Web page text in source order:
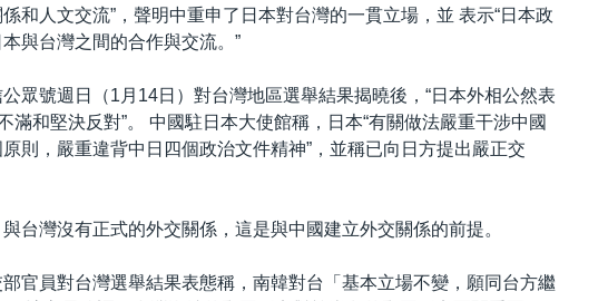
和人文交流”，聲明中重申了日本對台灣的一貫立場，並 表示“日本政
與台灣之間的合作與交流。”
眾號週日（1月14日）對台灣地區選舉結果揭曉後，“日本外相公然表
滿和堅決反對”。 中國駐日本大使館稱，日本“有關做法嚴重干涉中國
則，嚴重違背中日四個政治文件精神”，並稱已向日方提出嚴正交
台灣沒有正式的外交關係，這是與中國建立外交關係的前提。
官員對台灣選舉結果表態稱，南韓對台「基本立場不變，願同台方繼